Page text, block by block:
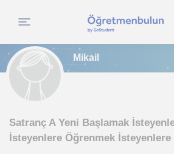
Mikail
Satranç A Yeni Başlamak
İsteyenlere Öğrenmek İsteyenlere